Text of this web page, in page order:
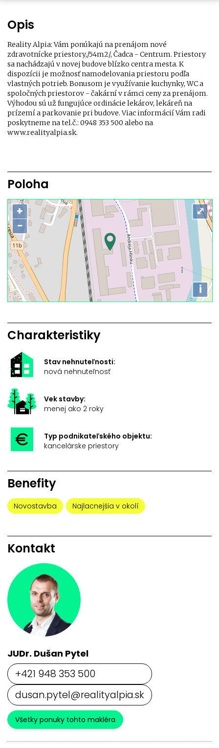
Opis
Reality Alpia: Vám ponúkajú na prenájom nové
zdravotnícke priestory,/54m2/, Čadca - Centrum. Priestory
sa nachádzajú v novej budove blízko centra mesta. K
dispozícii je možnosť namodelovania priestoru podľa
vlastných potrieb. Bonusom je využívanie kuchynky, WC a
spoločných priestorov - čakární v rámci ceny za prenájom.
Výhodou sú už fungujúce ordinácie lekárov, lekáreň na
prízemí a parkovanie pri budove. Viac informácií Vám radi
poskytneme na tel.č.: 0948 353 500 alebo na
www.realityalpia.sk.
Poloha
+
−
i
⤢
Charakteristiky
Stav nehnuteľnosti:
nová nehnuteľnosť
Vek stavby:
menej ako 2 roky
Typ podnikateľského objektu:
kancelárske priestory
Benefity
Novostavba Najlacnejšia v okolí
Kontakt
JUDr. Dušan Pytel
+421 948 353 500
dusan.pytel@realityalpia.sk
Všetky ponuky tohto makléra